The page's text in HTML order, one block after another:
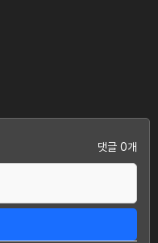
댓글 0개